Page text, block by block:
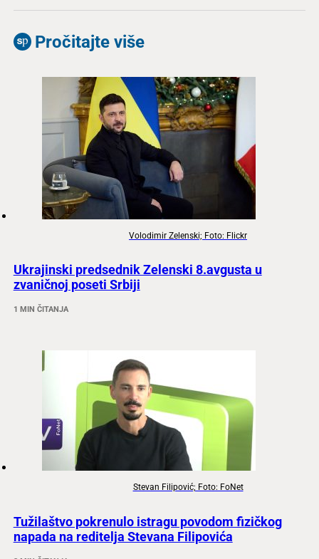
Pročitajte više
Volodimir Zelenski; Foto: Flickr
Ukrajinski predsednik Zelenski 8.avgusta u
zvaničnoj poseti Srbiji
1 MIN ČITANJA
Stevan Filipović; Foto: FoNet
Tužilaštvo pokrenulo istragu povodom fizičkog
napada na reditelja Stevana Filipovića